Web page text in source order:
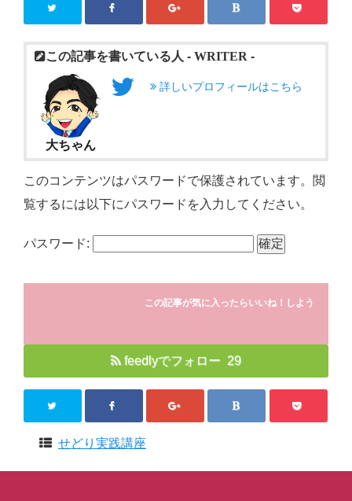
この記事を書いている人 - WRITER -
大ちゃん
詳しいプロフィールはこちら
このコンテンツはパスワードで保護されています。閲
覧するには以下にパスワードを入力してください。
パスワード:
この記事が気に入ったらいいね！しよう
feedlyでフォロー 29
せどり実践講座